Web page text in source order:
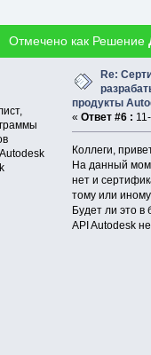
Отмечено как Решение
Re:
продукты
« Ответ #6 :
Коллеги,
На данный
нет и
тому или
Будет ли это
API Autodesk